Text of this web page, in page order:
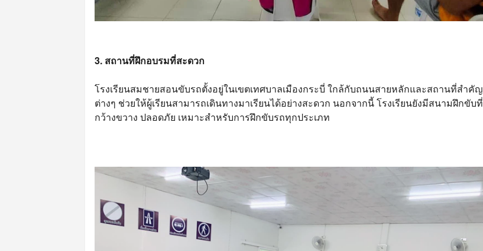
3. สถานที่ฝึกอบรมที่สะดวก
โรงเรียนสมชายสอนขับรถตั้งอยู่ในเขตเทศบาลเมืองกระบี่ ใกล้กับถนนสายหลักและสถานที่สำคัญ
ต่างๆ ช่วยให้ผู้เรียนสามารถเดินทางมาเรียนได้อย่างสะดวก นอกจากนี้ โรงเรียนยังมีสนามฝึกขับที่
กว้างขวาง ปลอดภัย เหมาะสำหรับการฝึกขับรถทุกประเภท